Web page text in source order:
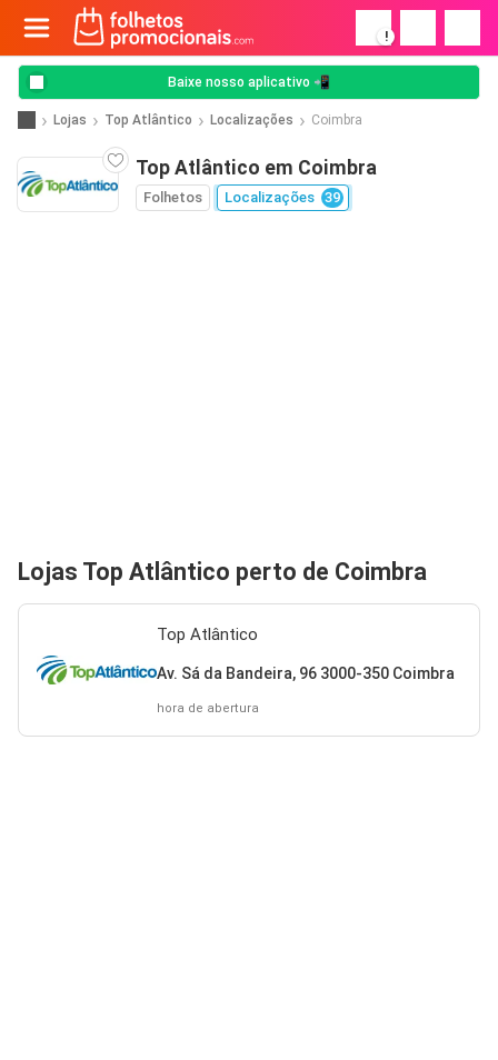
!
Baixe nosso aplicativo 📲
Lojas Top Atlântico Localizações Coimbra
Top Atlântico em Coimbra
Folhetos Localizações 39
Lojas Top Atlântico perto de Coimbra
Top Atlântico
Av. Sá da Bandeira, 96 3000-350 Coimbra
hora de abertura